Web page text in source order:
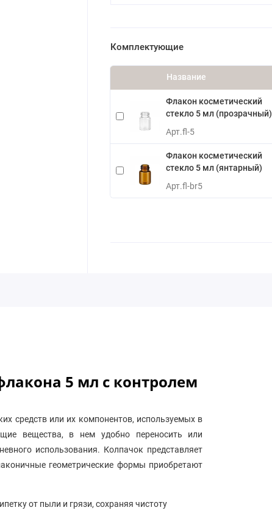
Комплектующие
Название
Флакон косметический
стекло 5 мл (прозрачный)
Арт.fl-5
Флакон косметический
стекло 5 мл (янтарный)
Арт.fl-br5
5 мл с контролем
средств или их компонентов, используемых в
вещества, в нем удобно переносить или
использования. Колпачок представляет
геометрические формы приобретают
от пыли и грязи, сохраняя чистоту